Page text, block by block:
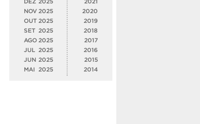
DEZ 2025
NOV 2025
OUT 2025
SET 2025
AGO 2025
JUL
2025
JUN 2025
MAI
2025
2021
2020
2019
2018
2017
2016
2015
2014